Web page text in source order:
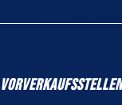
Vorverkaufsstellen